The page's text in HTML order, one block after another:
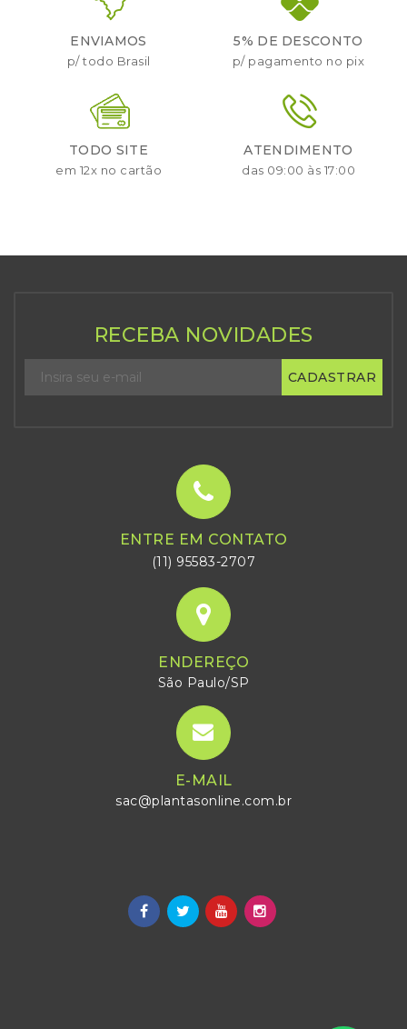
ENVIAMOS
p/ todo Brasil
5% DE DESCONTO
p/ pagamento no pix
TODO SITE
em 12x no cartão
ATENDIMENTO
das 09:00 às 17:00
RECEBA NOVIDADES
CADASTRAR
ENTRE EM CONTATO
(11) 95583-2707
ENDEREÇO
São Paulo/SP
E-MAIL
sac@plantasonline.com.br